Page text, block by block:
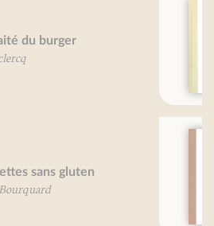
Petit traité des pâtes
Pierre-Brice Lebrun
Petit traité du (bon) pain
Martine Agrech